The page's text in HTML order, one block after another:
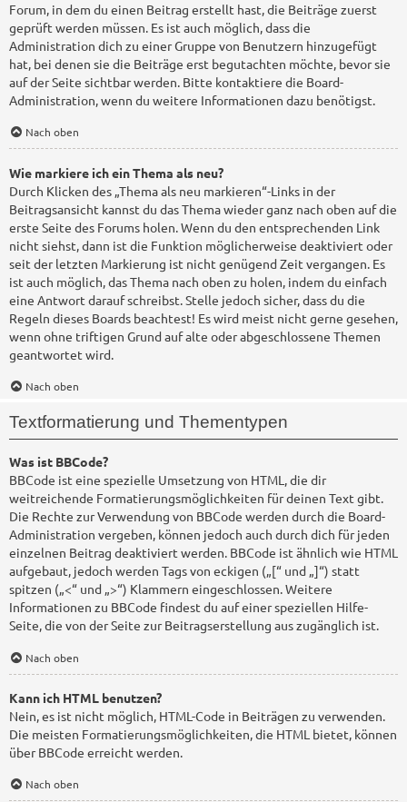
Forum, in dem du einen Beitrag erstellt hast, die Beiträge zuerst
geprüft werden müssen. Es ist auch möglich, dass die
Administration dich zu einer Gruppe von Benutzern hinzugefügt
hat, bei denen sie die Beiträge erst begutachten möchte, bevor sie
auf der Seite sichtbar werden. Bitte kontaktiere die Board-
Administration, wenn du weitere Informationen dazu benötigst.
Nach oben
Wie markiere ich ein Thema als neu?
Durch Klicken des „Thema als neu markieren“-Links in der
Beitragsansicht kannst du das Thema wieder ganz nach oben auf die
erste Seite des Forums holen. Wenn du den entsprechenden Link
nicht siehst, dann ist die Funktion möglicherweise deaktiviert oder
seit der letzten Markierung ist nicht genügend Zeit vergangen. Es
ist auch möglich, das Thema nach oben zu holen, indem du einfach
eine Antwort darauf schreibst. Stelle jedoch sicher, dass du die
Regeln dieses Boards beachtest! Es wird meist nicht gerne gesehen,
wenn ohne triftigen Grund auf alte oder abgeschlossene Themen
geantwortet wird.
Nach oben
Textformatierung und Thementypen
Was ist BBCode?
BBCode ist eine spezielle Umsetzung von HTML, die dir
weitreichende Formatierungsmöglichkeiten für deinen Text gibt.
Die Rechte zur Verwendung von BBCode werden durch die Board-
Administration vergeben, können jedoch auch durch dich für jeden
einzelnen Beitrag deaktiviert werden. BBCode ist ähnlich wie HTML
aufgebaut, jedoch werden Tags von eckigen („[“ und „]“) statt
spitzen („<“ und „>“) Klammern eingeschlossen. Weitere
Informationen zu BBCode findest du auf einer speziellen Hilfe-
Seite, die von der Seite zur Beitragserstellung aus zugänglich ist.
Nach oben
Kann ich HTML benutzen?
Nein, es ist nicht möglich, HTML-Code in Beiträgen zu verwenden.
Die meisten Formatierungsmöglichkeiten, die HTML bietet, können
über BBCode erreicht werden.
Nach oben